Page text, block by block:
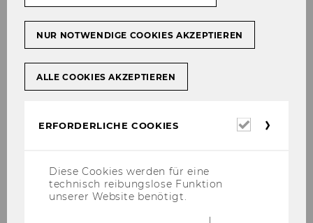
Studienjahr 2011/2012
Dezember 2011
NUR NOTWENDIGE COOKIES AKZEPTIEREN
ALLE COOKIES AKZEPTIEREN
ERFORDERLICHE COOKIES
Diese Cookies werden für eine
technisch reibungslose Funktion
unserer Website benötigt.